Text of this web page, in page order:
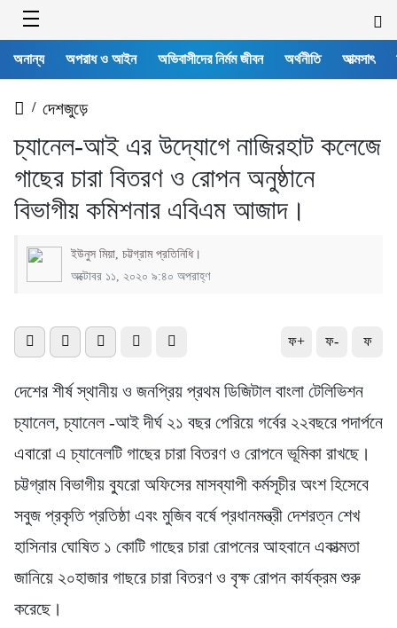
অনান্য অপরাধ ও আইন অভিবাসীদের নির্মম জীবন অর্থনীতি আত্মসাৎ
/ দেশজুড়ে
চ্যানেল-আই এর উদ্যোগে নাজিরহাট কলেজে
গাছের চারা বিতরণ ও রোপন অনুষ্ঠানে
বিভাগীয় কমিশনার এবিএম আজাদ।
ইউনুস মিয়া, চট্টগ্রাম প্রতিনিধি।
অক্টোবর ১১, ২০২০ ৯:৪০ অপরাহ্ণ
ফ+ ফ- ফ
দেশের শীর্ষ স্থানীয় ও জনপ্রিয় প্রথম ডিজিটাল বাংলা টেলিভিশন
চ্যানেল, চ্যানেল -আই দীর্ঘ ২১ বছর পেরিয়ে গর্বের ২২বছরে পদার্পনে
এবারো এ চ্যানেলটি গাছের চারা বিতরণ ও রোপনে ভূমিকা রাখছে।
চট্টগ্রাম বিভাগীয় ব্যুরো অফিসের মাসব্যাপী কর্মসূচীর অংশ হিসেবে
সবুজ প্রকৃতি প্রতিষ্ঠা এবং মুজিব বর্ষে প্রধানমন্ত্রী দেশরত্ন শেখ
হাসিনার ঘোষিত ১ কোটি গাছের চারা রোপনের আহবানে একাত্মতা
জানিয়ে ২০হাজার গাছরে চারা বিতরণ ও বৃক্ষ রোপন কার্যক্রম শুরু
করেছে।